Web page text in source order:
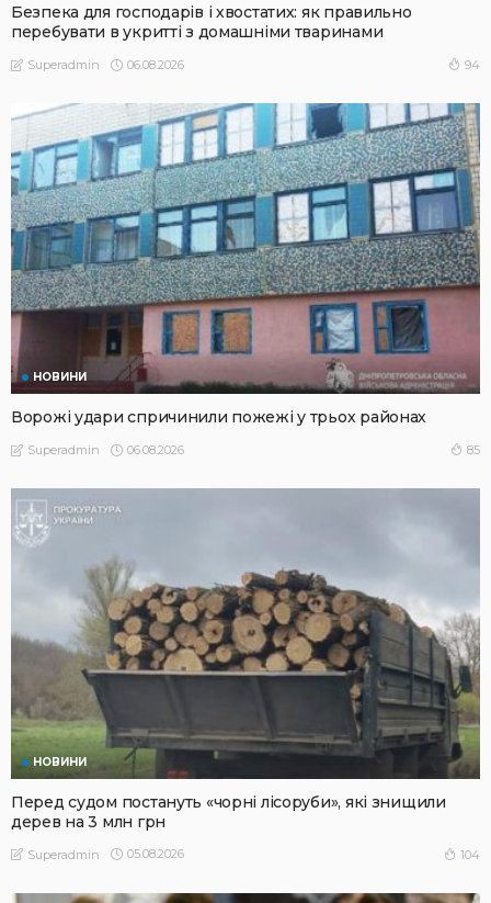
Безпека для господарів і хвостатих: як правильно
перебувати в укритті з домашніми тваринами
Superadmin 06.08.2026 94
НОВИНИ
Ворожі удари спричинили пожежі у трьох районах
Superadmin 06.08.2026 85
НОВИНИ
Перед судом постануть «чорні лісоруби», які знищили
дерев на 3 млн грн
Superadmin 05.08.2026 104